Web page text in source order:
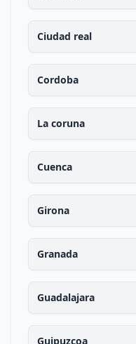
Ciudad real
Cordoba
La coruna
Cuenca
Girona
Granada
Guadalajara
Guipuzcoa